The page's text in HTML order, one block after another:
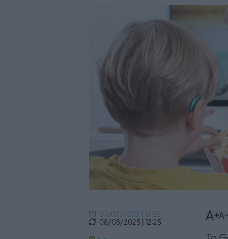
07/02/2022 | 12:55
08/08/2025 | 12:25